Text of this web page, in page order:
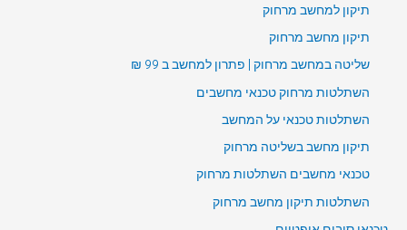
תיקון למחשב מרחוק
תיקון מחשב מרחוק
שליטה במחשב מרחוק | פתרון למחשב ב 99 ₪
השתלטות מרחוק טכנאי מחשבים
השתלטות טכנאי על המחשב
תיקון מחשב בשליטה מרחוק
טכנאי מחשבים השתלטות מרחוק
השתלטות תיקון מחשב מרחוק